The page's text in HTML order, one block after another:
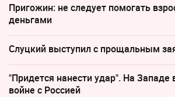
Пригожин: не следует помогать
деньгами
Слуцкий выступил с прощальным
"Придется нанести удар". На Западе
войне с Россией